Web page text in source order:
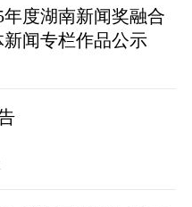
年度湖南新闻奖融合
闻专栏作品公示